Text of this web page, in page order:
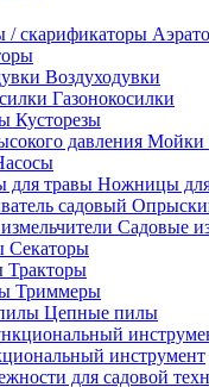
Воздуходувки
Газонокосилки
Кусторезы
Мойки
Ножницы
Садовые
Секаторы
Тракторы
Триммеры
Цепные пилы
инструмент